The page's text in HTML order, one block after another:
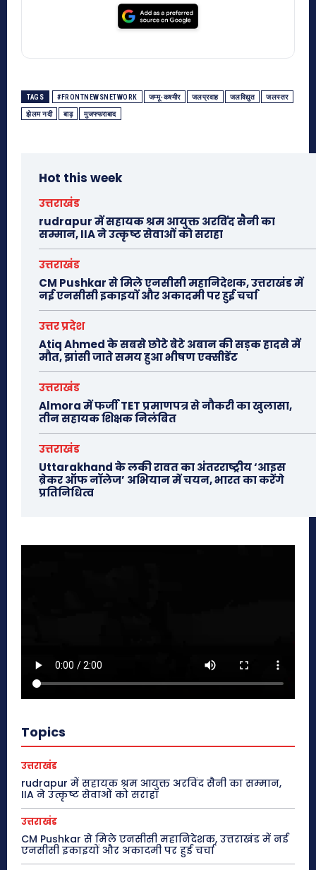
TAGS #FRONTNEWSNETWORK जम्मू-कश्मीर जलप्रवाह जलविद्युत जलस्तर
झेलम नदी बाढ़ मुजफ्फराबाद
Hot this week
उत्तराखंड
rudrapur में सहायक श्रम आयुक्त अरविंद सैनी का
सम्मान, IIA ने उत्कृष्ट सेवाओं को सराहा
उत्तराखंड
CM Pushkar से मिले एनसीसी महानिदेशक, उत्तराखंड में
नई एनसीसी इकाइयों और अकादमी पर हुई चर्चा
उत्तर प्रदेश
Atiq Ahmed के सबसे छोटे बेटे अबान की सड़क हादसे में
मौत, झांसी जाते समय हुआ भीषण एक्सीडेंट
उत्तराखंड
Almora में फर्जी TET प्रमाणपत्र से नौकरी का खुलासा,
तीन सहायक शिक्षक निलंबित
उत्तराखंड
Uttarakhand के लकी रावत का अंतरराष्ट्रीय ‘आइस
ब्रेकर ऑफ नॉलेज’ अभियान में चयन, भारत का करेंगे
प्रतिनिधित्व
Topics
उत्तराखंड
rudrapur में सहायक श्रम आयुक्त अरविंद सैनी का सम्मान,
IIA ने उत्कृष्ट सेवाओं को सराहा
उत्तराखंड
CM Pushkar से मिले एनसीसी महानिदेशक, उत्तराखंड में नई
एनसीसी इकाइयों और अकादमी पर हुई चर्चा